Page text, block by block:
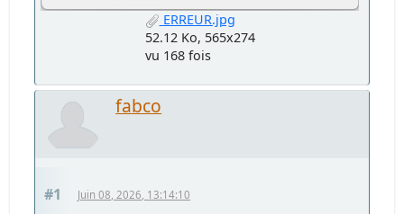
ERREUR.jpg
52.12 Ko, 565x274
vu 168 fois
fabco
#1 Juin 08, 2026, 13:14:10